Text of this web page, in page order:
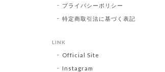
プライバシーポリシー
特定商取引法に基づく表記
LINK
Official Site
Instagram